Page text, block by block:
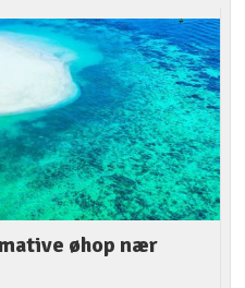
øhop nær